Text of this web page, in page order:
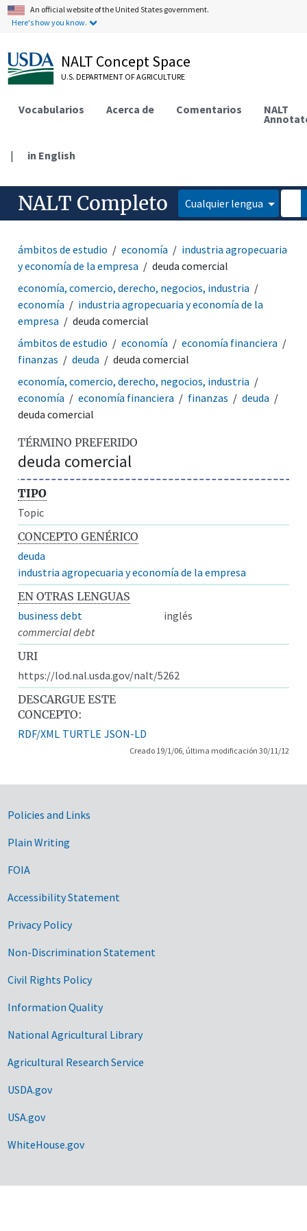
An official website of the United States government.
Here's how you know.
NALT Concept Space
U.S. DEPARTMENT OF AGRICULTURE
Vocabularios Acerca de Comentarios NALT
| in English
NALT Completo Cualquier lengua
ámbitos de estudio economía
industria agropecuaria
y economía de la empresa
deuda comercial
economía, comercio, derecho, negocios, industria
economía
industria agropecuaria y economía de la
empresa
deuda comercial
ámbitos de estudio
economía
economía financiera
finanzas
deuda
deuda comercial
economía, comercio, derecho, negocios, industria
economía
economía financiera finanzas
deuda
deuda comercial
TÉRMINO PREFERIDO
deuda comercial
TIPO
Topic
CONCEPTO GENÉRICO
deuda
industria agropecuaria y economía de la empresa
EN OTRAS LENGUAS
business debt
inglés
commercial debt
URI
https://lod.nal.usda.gov/nalt/5262
DESCARGUE ESTE
CONCEPTO:
RDF/XML TURTLE JSON-LD
Creado 19/1/06, última modificación 30/11/12
Government Links
Policies and Links
Plain Writing
FOIA
Accessibility Statement
Privacy Policy
Non-Discrimination Statement
Civil Rights Policy
Information Quality
National Agricultural Library
Agricultural Research Service
USDA.gov
USA.gov
WhiteHouse.gov